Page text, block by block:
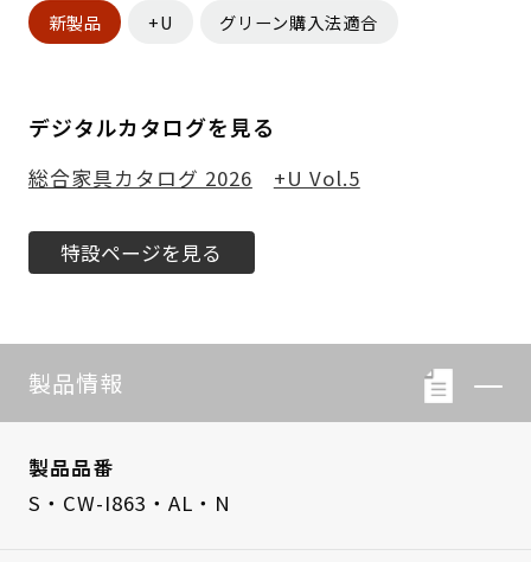
新製品 +U グリーン購入法適合
デジタルカタログを見る
総合家具カタログ 2026 +U Vol.5
特設ページを見る
製品情報
製品品番
S・CW-I863・AL・N